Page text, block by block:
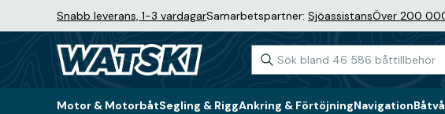
Snabb leverans, 1-3 vardagarSamarbetspartner: SjöassistansÖver 200
Motor & MotorbåtSegling & RiggAnkring & FörtöjningNavigation